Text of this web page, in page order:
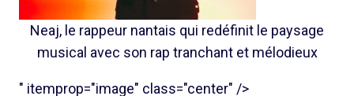
Neaj, le rappeur nantais qui redéfinit le paysage
musical avec son rap tranchant et mélodieux
" itemprop="image" class="center" />